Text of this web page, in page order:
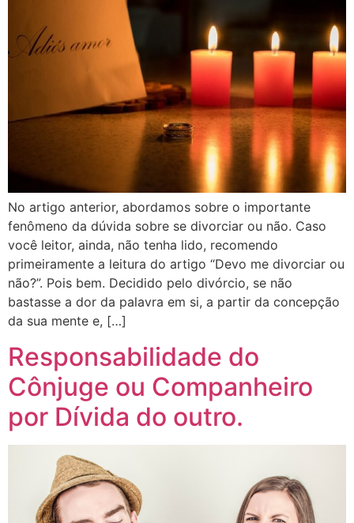
No artigo anterior, abordamos sobre o importante
fenômeno da dúvida sobre se divorciar ou não. Caso
você leitor, ainda, não tenha lido, recomendo
primeiramente a leitura do artigo “Devo me divorciar ou
não?”. Pois bem. Decidido pelo divórcio, se não
bastasse a dor da palavra em si, a partir da concepção
da sua mente e, […]
Responsabilidade do
Cônjuge ou Companheiro
por Dívida do outro.